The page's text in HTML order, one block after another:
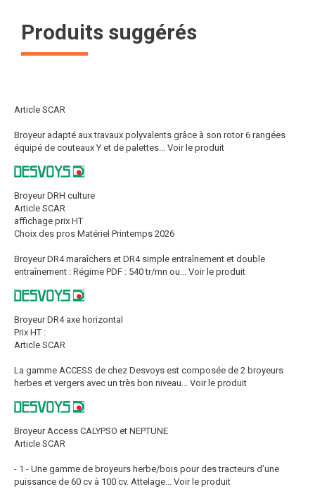
Produits suggérés
Article SCAR
Broyeur adapté aux travaux polyvalents grâce à son rotor 6 rangées
équipé de couteaux Y et de palettes...
Voir le produit
Broyeur DRH culture
Article SCAR
affichage prix HT
Choix des pros Matériel Printemps 2026
Broyeur DR4 maraîchers et DR4 simple entraînement et double
entraînement : Régime PDF : 540 tr/mn ou...
Voir le produit
Broyeur DR4 axe horizontal
Prix HT :
Article SCAR
La gamme ACCESS de chez Desvoys est composée de 2 broyeurs
herbes et vergers avec un très bon niveau...
Voir le produit
Broyeur Access CALYPSO et NEPTUNE
Article SCAR
- 1 - Une gamme de broyeurs herbe/bois pour des tracteurs d’une
puissance de 60 cv à 100 cv. Attelage...
Voir le produit